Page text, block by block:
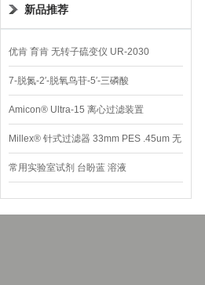
新品推荐
优肯 育肯 无转子硫变仪 UR-2030
7-脱氮-2′-脱氧鸟苷-5′-三磷酸
Amicon® Ultra-15 离心过滤装置
Millex® 针式过滤器 33mm PES .45um 无
菌
常用实验室试剂 台盼蓝 溶液